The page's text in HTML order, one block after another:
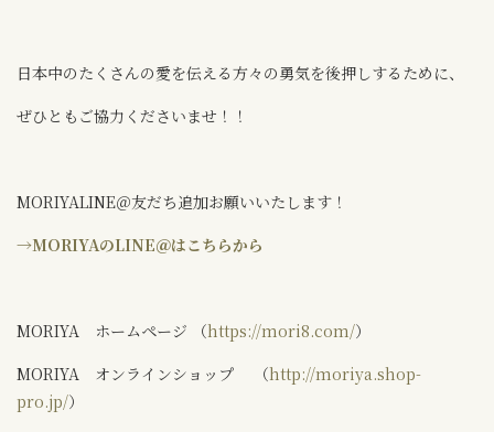
日本中のたくさんの愛を伝える方々の勇気を後押しするために、
ぜひともご協力くださいませ！！
MORIYALINE＠友だち追加お願いいたします！
→MORIYAのLINE＠はこちらから
MORIYA ホームページ （https://mori8.com/）
MORIYA オンラインショップ （http://moriya.shop-
pro.jp/）